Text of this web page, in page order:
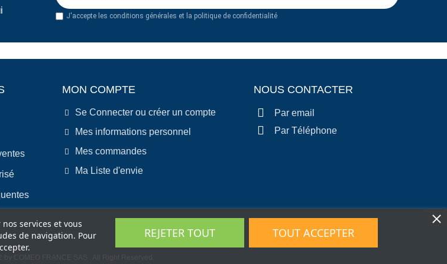
J'accepte les conditions générales et la politique de confidentialité
MON COMPTE
Se Connecter ou créer un compte
Mes informations personnel
Mes commandes
Ma Liste d'envie
NOUS CONTACTER
Par email
Par Téléphone
services et vous
de navigation. Pour
REJETER TOUT TOUT ACCEPTER
COMEO FRANCE SAS . All Right Reserved.